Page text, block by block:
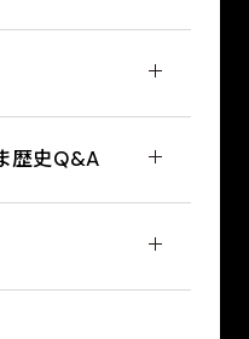
歴史Q&A